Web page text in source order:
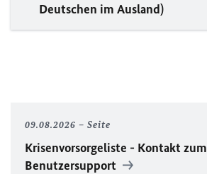
Deutschen im Ausland)
09.08.2026 Seite
Krisenvorsorgeliste - Kontakt zum
Benutzersupport